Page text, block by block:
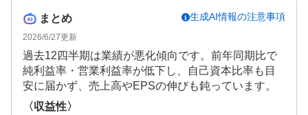
まとめ
2026/6/27更新
生成AI情報の注意事項
過去12四半期は業績が悪化傾向です。前年同期比で
純利益率・営業利益率が低下し、自己資本比率も目
安に届かず、売上高やEPSの伸びも鈍っています。
〈収益性〉